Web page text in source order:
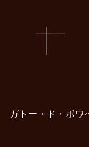
ガトー・ド・ボワ